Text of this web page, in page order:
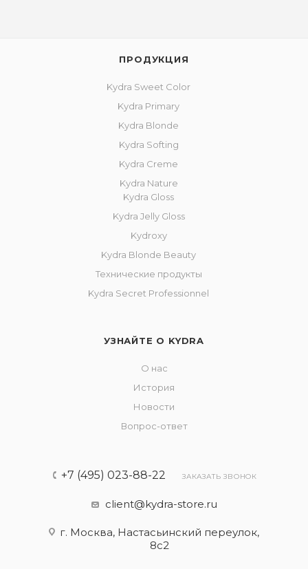
ПРОДУКЦИЯ
Kydra Sweet Color
Kydra Primary
Kydra Blonde
Kydra Softing
Kydra Creme
Kydra Nature
Kydra Gloss
Kydra Jelly Gloss
Kydroxy
Kydra Blonde Beauty
Технические продукты
Kydra Secret Professionnel
УЗНАЙТЕ О KYDRA
О нас
История
Новости
Вопрос-ответ
+7 (495) 023-88-22 ЗАКАЗАТЬ ЗВОНОК
client@kydra-store.ru
г. Москва, Настасьинский переулок,
8с2